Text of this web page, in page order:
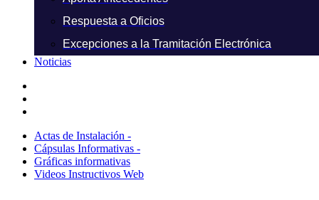
Respuesta a Oficios
Excepciones a la Tramitación Electrónica
Noticias
Actas de Instalación -
Cápsulas Informativas -
Gráficas informativas
Videos Instructivos Web